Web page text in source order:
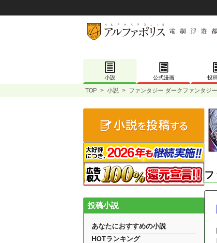
小説 公式漫画 投
TOP > 小説 > ファンタジー ダークファンタジ
投稿小説
あなたにおすすめの小説
HOTランキング